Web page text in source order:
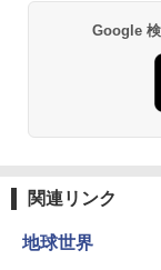
Google
関連リンク
地球世界